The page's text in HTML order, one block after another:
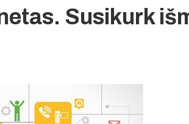
Susikurk